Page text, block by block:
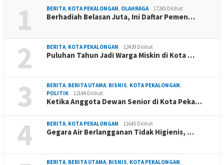
1 BERITA, KOTA PEKALONGAN, OLAHRAGA 17245 Dilihat
Berhadiah Belasan Juta, Ini Daftar Pemen…
2 BERITA, KOTA PEKALONGAN 12439 Dilihat
Puluhan Tahun Jadi Warga Miskin di Kota …
3 BERITA, BERITA UTAMA, BISNIS, KOTA PEKALONGAN,
POLITIK
12144 Dilihat
Ketika Anggota Dewan Senior di Kota Peka…
4 BERITA, KOTA PEKALONGAN 11645 Dilihat
Gegara Air Berlangganan Tidak Higienis, …
BERITA, BERITA UTAMA, BISNIS, KOTA PEKALONGAN,